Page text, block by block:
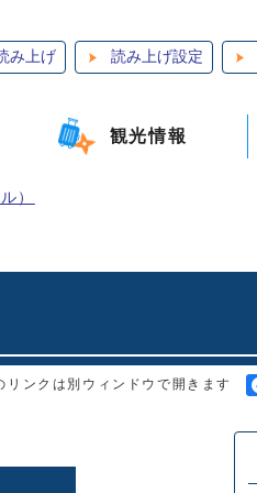
み上げ 読み上げ設定
観光情報
）
リンクは別ウィンドウで開きます